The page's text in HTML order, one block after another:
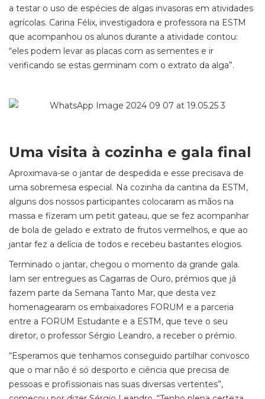
a testar o uso de espécies de algas invasoras em atividades
agrícolas. Carina Félix, investigadora e professora na ESTM
que acompanhou os alunos durante a atividade contou:
“eles podem levar as placas com as sementes e ir
verificando se estas germinam com o extrato da alga”.
Uma visita à cozinha e gala final
Aproximava-se o jantar de despedida e esse precisava de
uma sobremesa especial. Na cozinha da cantina da ESTM,
alguns dos nossos participantes colocaram as mãos na
massa e fizeram um petit gateau, que se fez acompanhar
de bola de gelado e extrato de frutos vermelhos, e que ao
jantar fez a delícia de todos e recebeu bastantes elogios.
Terminado o jantar, chegou o momento da grande gala.
Iam ser entregues as Cagarras de Ouro, prémios que já
fazem parte da Semana Tanto Mar, que desta vez
homenagearam os embaixadores FORUM e a parceria
entre a FORUM Estudante e a ESTM, que teve o seu
diretor, o professor Sérgio Leandro, a receber o prémio.
“Esperamos que tenhamos conseguido partilhar convosco
que o mar não é só desporto e ciência que precisa de
pessoas e profissionais nas suas diversas vertentes”,